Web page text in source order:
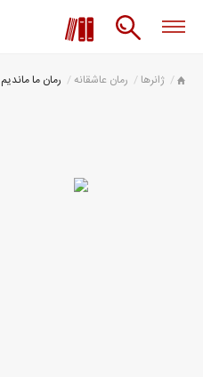
ژانرها رمان عاشقانه رمان ما